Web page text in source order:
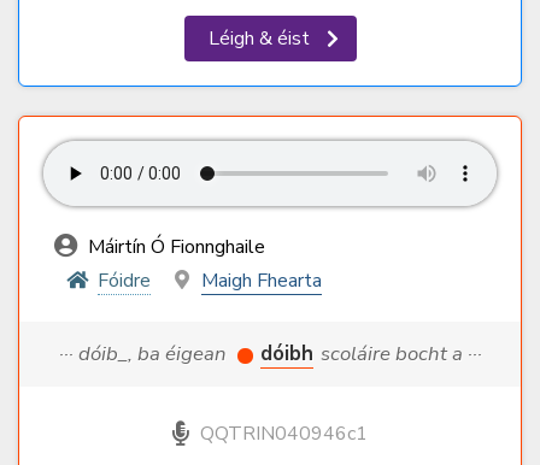
Léigh & éist
Máirtín Ó Fionnghaile
Fóidre
Maigh Fhearta
··· dóib_, ba éigean dóibh scoláire bocht a ···
QQTRIN040946c1